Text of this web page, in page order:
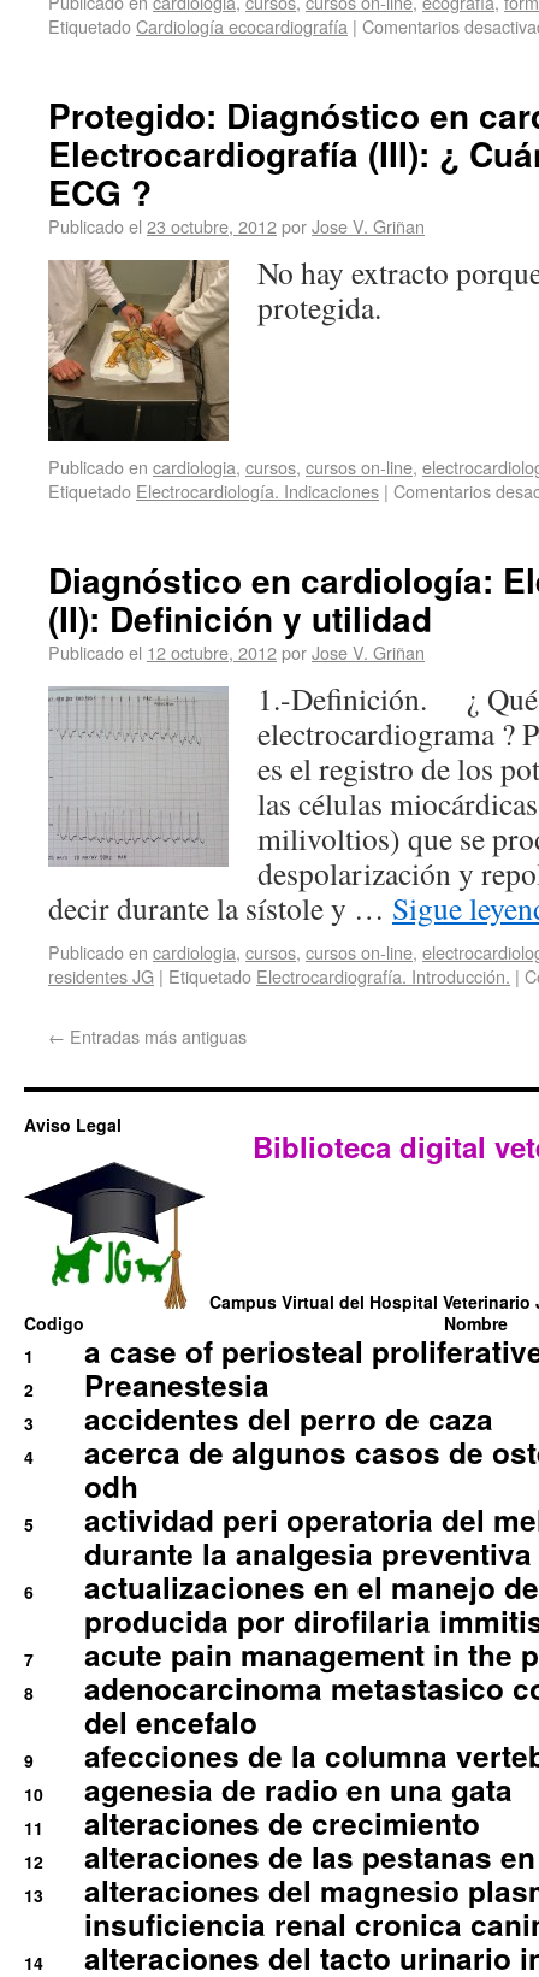
EtiquetadoCardiología ecocardiografía | Comentarios
Protegido: Diagnóstico en
Electrocardiografía (III): ¿
ECG ?
Publicado el 23 octubre, 2012porJose V. Griñan
No hay extracto
protegida.
Publicado en cardiologia, cursos, cursos on-line,
Etiquetado Electrocardiología. Indicaciones | Comentarios
Diagnóstico en cardiología:
(II): Definición y utilidad
Publicado el 12 octubre, 2012porJose V. Griñan
1.-Definición. ¿ Qué
electrocardiograma ?
es el registro de los
las células
milivoltios) que se
despolarización y
decir durante la sístole y … Sigue
Publicado en cardiologia, cursos, cursos on-line,
residentes JG | Etiquetado Electrocardiografía. Introducción. |
← Entradas más antiguas
Aviso Legal
Biblioteca digital
Campus Virtual del Hospital Veterinario
Codigo
Nombre
1
a case of periosteal
2 Preanestesia
3 accidentes del perro de caza
4
acerca de algunos casos de
odh
5
actividad peri operatoria del
durante la analgesia
6
actualizaciones en el manejo
producida por dirofilaria
7 acute pain management in the
8
adenocarcinoma metastasico
del encefalo
9 afecciones de la columna
10 agenesia de radio en una gata
11 alteraciones de crecimiento
12 alteraciones de las pestanas
13
alteraciones del magnesio
insuficiencia renal cronica
14
alteraciones del tacto urinario